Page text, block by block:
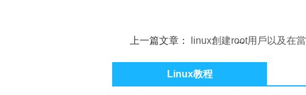
上一篇文章：
linux創建root用戶以及在當
Linux教程